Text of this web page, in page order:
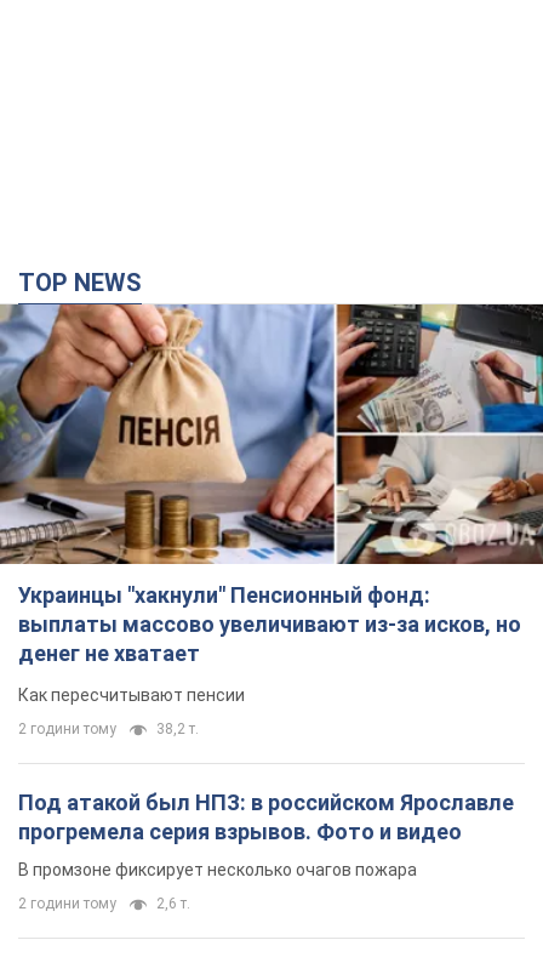
TOP NEWS
Украинцы "хакнули" Пенсионный фонд:
выплаты массово увеличивают из-за исков, но
денег не хватает
Как пересчитывают пенсии
2 години тому 38,2 т.
Под атакой был НПЗ: в российском Ярославле
прогремела серия взрывов. Фото и видео
В промзоне фиксирует несколько очагов пожара
2 години тому 2,6 т.